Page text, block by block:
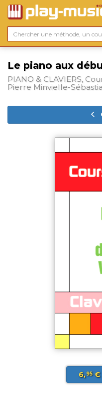
Le piano aux
PIANO & CLAVIERS,
Pierre Minvielle-Sébastia
6,95€